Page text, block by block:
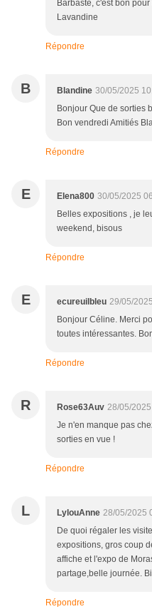
Barbaste, c'est bon
Lavandine
Répondre
B Blandine 30/05/2025
Bonjour Que de sorties
Bon vendredi Amitiés
Répondre
E Elena800 30/05/2025
Belles expositions , je
weekend, bisous
Répondre
E ecureuilbleu 29/05/
Bonjour Céline. Merci
toutes intéressantes.
Répondre
R Rose63Auv 28/05/
Je n'en manque pas
sorties en vue !
Répondre
L LylouAnne 28/05/2025
De quoi régaler les
expositions, gros coup
affiche et l'expo de
partage,belle journée.
Répondre